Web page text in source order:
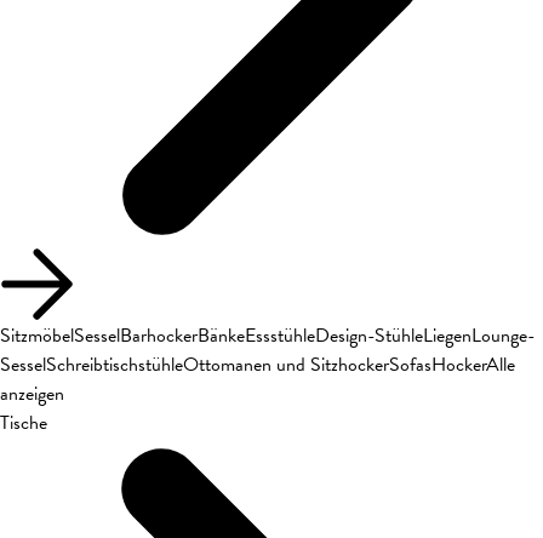
SitzmöbelSesselBarhockerBänkeEssstühleDesign-StühleLiegenLounge-
SesselSchreibtischstühleOttomanen und SitzhockerSofasHockerAlle
anzeigen
Tische